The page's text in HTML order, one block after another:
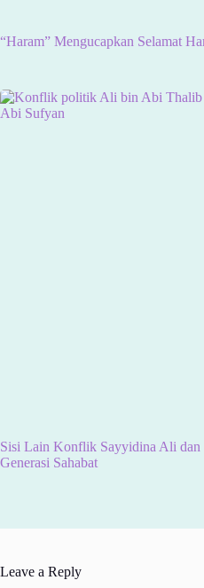
“Haram” Mengucapkan Selamat
Sisi Lain Konflik Sayyidina Ali dan
Generasi Sahabat
Leave a Reply